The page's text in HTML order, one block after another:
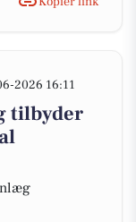
2026 16:11
tilbyder